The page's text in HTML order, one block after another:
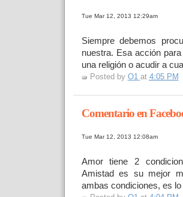
Tue Mar 12, 2013 12:29am
Siempre debemos
nuestra. Esa acción
una religión o acudir a
Posted by O1 at 4:05 PM
Comentario en
Tue Mar 12, 2013 12:08am
Amor tiene 2
Amistad es su mejor
ambas condiciones, es